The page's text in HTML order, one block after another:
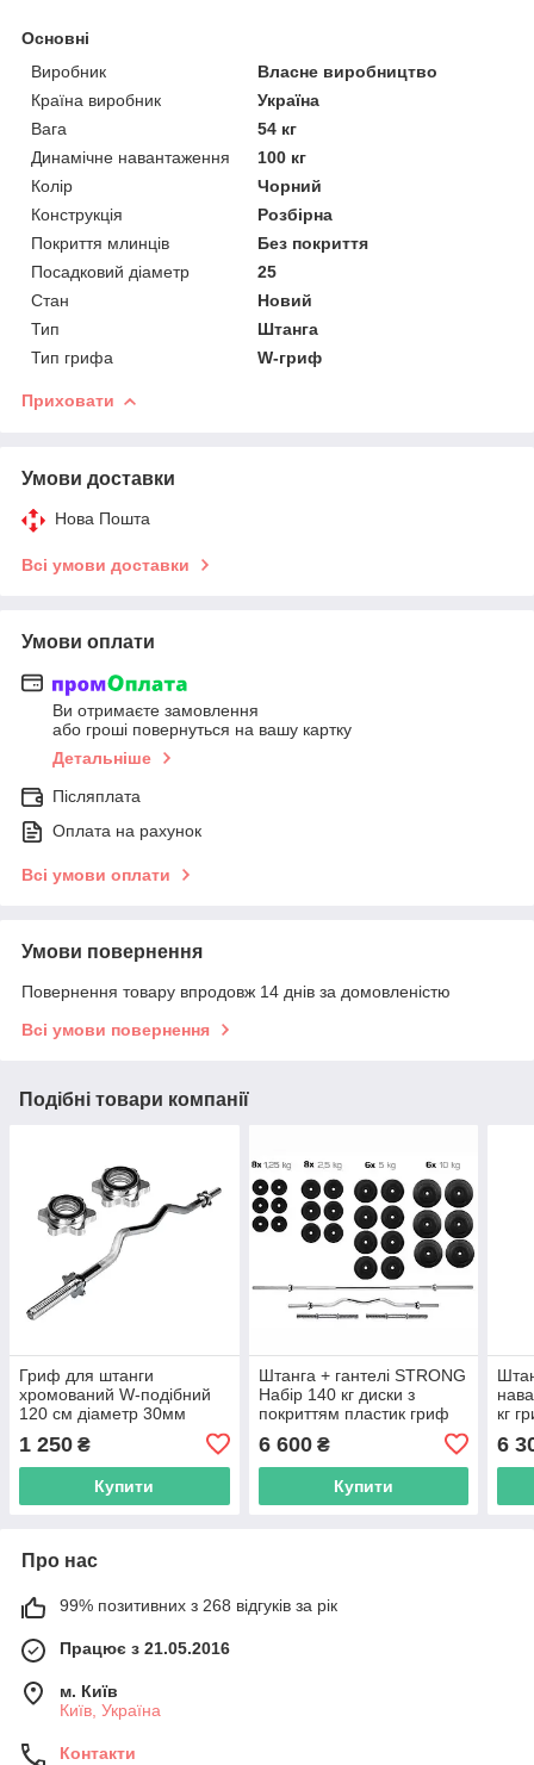
Основні
Виробник
Власне виробництво
Країна виробник
Україна
Вага
54 кг
Динамічне навантаження
100 кг
Колір
Чорний
Конструкція
Розбірна
Покриття млинців
Без покриття
Посадковий діаметр
25
Стан
Новий
Тип
Штанга
Тип грифа
W-гриф
Приховати
Умови доставки
Нова Пошта
Всі умови доставки
Умови оплати
Ви отримаєте замовлення
або гроші повернуться на вашу картку
Детальніше
Післяплата
Оплата на рахунок
Всі умови оплати
Умови повернення
Повернення товару впродовж 14 днів за домовленістю
Всі умови повернення
Подібні товари компанії
Гриф для штанги
хромований W-подібний
120 см діаметр 30мм
1 250 ₴
Купити
Штанга + гантелі STRONG
Набір 140 кг диски з
покриттям пластик гриф
R_2176
6 600₴
Купити
кг
6
Про нас
99% позитивних з 268 відгуків за рік
Працює з 21.05.2016
м. Київ
Київ, Україна
Контакти